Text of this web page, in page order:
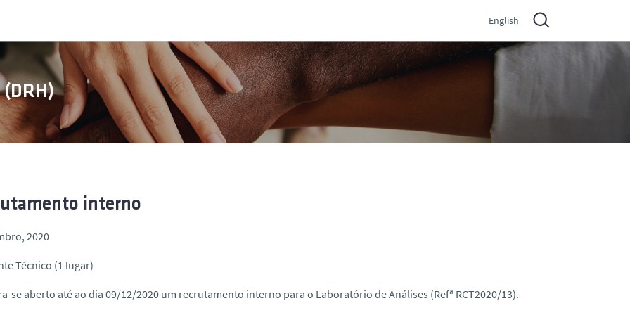
English
(DRH)
interno
2020
Técnico (1 lugar)
se aberto até ao dia 09/12/2020 um recrutamento interno para o Laboratório de Análises (Refª RCT2020/13).